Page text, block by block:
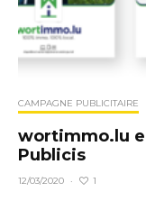
CAMPAGNE PUBLICITAIRE
wortimmo.lu
Publicis
12/03/2020 · 1